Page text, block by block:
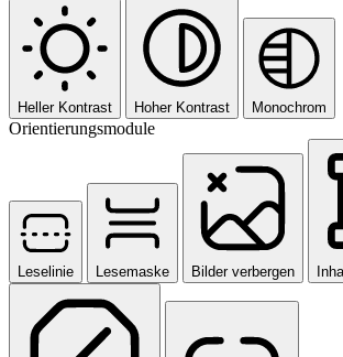
Heller Kontrast Hoher Kontrast Monochrom
Orientierungsmodule
Leselinie Lesemaske Bilder verbergen